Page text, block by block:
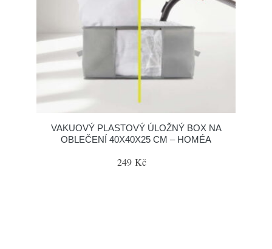
VAKUOVÝ PLASTOVÝ ÚLOŽNÝ BOX NA
OBLEČENÍ 40X40X25 CM – HOMÉA
249 Kč